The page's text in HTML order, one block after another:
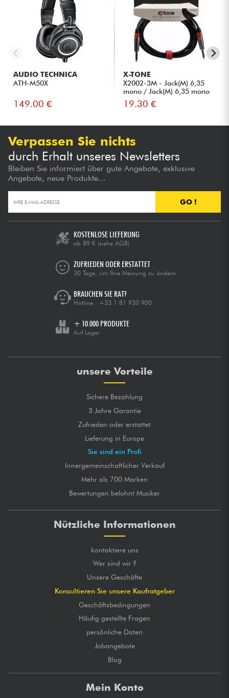
AUDIO TECHNICA
ATH-M50X
149.00 €
X-TONE
X2002-3M - Jack(M) 6,35
mono / Jack(M) 6,35 mono
S...
19.30 €
Verpassen Sie nichts
durch Erhalt unseres Newsletters
Bleiben Sie informiert über gute Angebote, exklusive
Angebote, neue Produkte...
GO !
KOSTENLOSE LIEFERUNG
ab 89 € (siehe AGB)
ZUFRIEDEN ODER ERSTATTET
30 Tage, um Ihre Meinung zu ändern
BRAUCHEN SIE RAT?
Hotline : +33 1 81 930 900
+ 10.000 PRODUKTE
Auf Lager
unsere Vorteile
Sichere Bezahlung
3 Jahre Garantie
Zufrieden oder erstattet
Lieferung in Europe
Sie sind ein Profi
Innergemeinschaftlicher Verkauf
Mehr als 700 Marken
Bewertungen belohnt Musiker
Nützliche Informationen
kontaktiere uns
Wer sind wir ?
Unsere Geschäfte
Konsultieren Sie unsere Kaufratgeber
Geschäftsbedingungen
Häufig gestellte Fragen
persönliche Daten
Jobangebote
Blog
Mein Konto